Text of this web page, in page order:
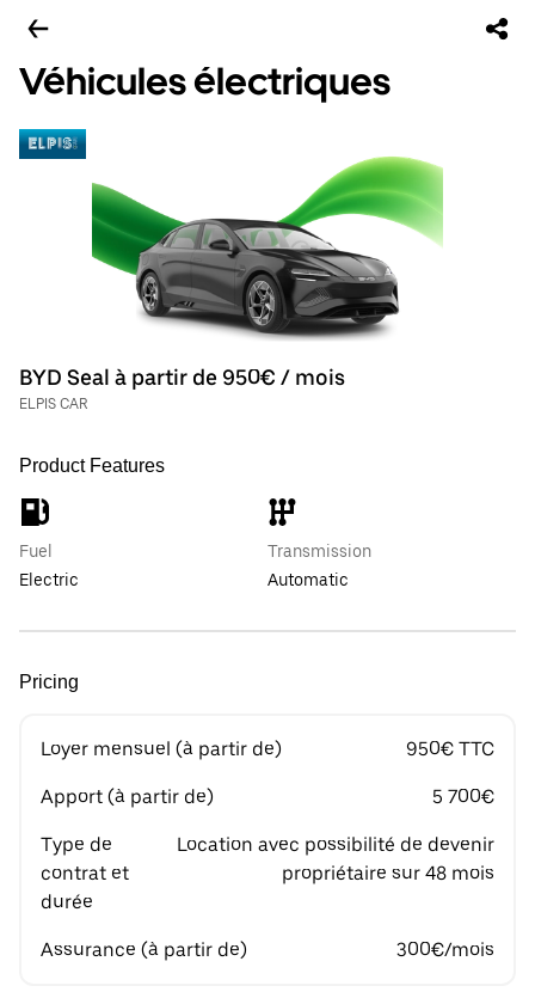
Véhicules électriques
BYD Seal à partir de 950€ / mois
ELPIS CAR
Product Features
Fuel
Electric
Transmission
Automatic
Pricing
Loyer mensuel (à partir de) 950€ TTC
Apport (à partir de) 5 700€
Type de
contrat et
durée
Location avec possibilité de devenir
propriétaire sur 48 mois
Assurance (à partir de) 300€/mois